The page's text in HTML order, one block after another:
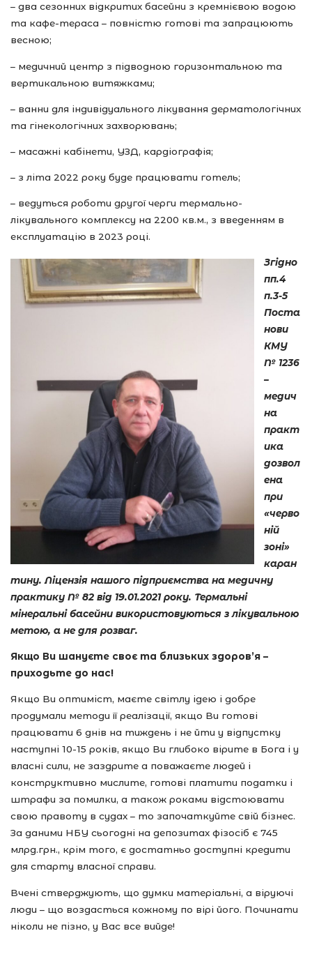
– два сезонних відкритих басейни з кремнієвою водою
та кафе-тераса – повністю готові та запрацюють
весною;
– медичний центр з підводною горизонтальною та
вертикальною витяжками;
– ванни для індивідуального лікування дерматологічних
та гінекологічних захворювань;
– масажні кабінети, УЗД, кардіографія;
– з літа 2022 року буде працювати готель;
– ведуться роботи другої черги термально-
лікувального комплексу на 2200 кв.м., з введенням в
експлуатацію в 2023 році.
Згідно
пп.4
п.3-5
Поста
нови
КМУ
№ 1236
–
медич
на
практ
ика
дозвол
ена
при
«черво
ній
зоні»
каран
тину. Ліцензія нашого підприємства на медичну
практику № 82 від 19.01.2021 року. Термальні
мінеральні басейни використовуються з лікувальною
метою, а не для розваг.
Якщо Ви шануєте своє та близьких здоров’я –
приходьте до нас!
Якщо Ви оптиміст, маєте світлу ідею і добре
продумали методи її реалізації, якщо Ви готові
працювати 6 днів на тиждень і не йти у відпустку
наступні 10-15 років, якщо Ви глибоко вірите в Бога і у
власні сили, не заздрите а поважаєте людей і
конструктивно мислите, готові платити податки і
штрафи за помилки, а також роками відстоювати
свою правоту в судах – то започаткуйте свій бізнес.
За даними НБУ сьогодні на депозитах фізосіб є 745
млрд.грн., крім того, є достатньо доступні кредити
для старту власної справи.
Вчені стверджують, що думки матеріальні, а віруючі
люди – що воздасться кожному по вірі його. Починати
ніколи не пізно, у Вас все вийде!